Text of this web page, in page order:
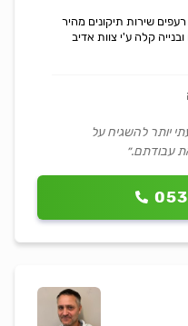
שירות תיקונים מהיר
קלה ע'י צוות אדיב
יותר להשגיח על
עבודתם.״